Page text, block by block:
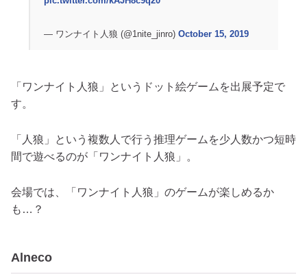
— ワンナイト人狼 (@1nite_jinro) October 15, 2019
「ワンナイト人狼」というドット絵ゲームを出展予定で
す。
「人狼」という複数人で行う推理ゲームを少人数かつ短時
間で遊べるのが「ワンナイト人狼」。
会場では、「ワンナイト人狼」のゲームが楽しめるか
も…？
Alneco